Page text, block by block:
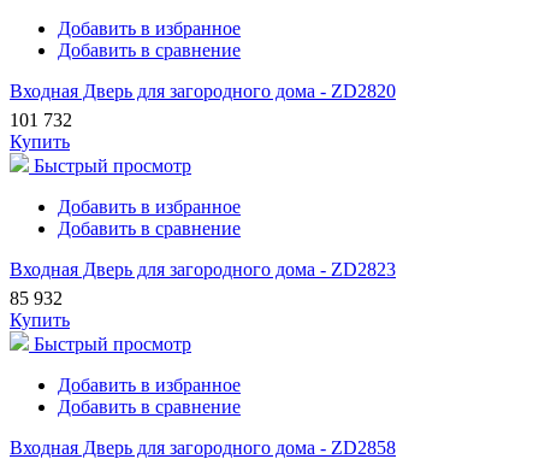
Добавить в избранное
Добавить в сравнение
Входная Дверь для загородного дома - ZD2820
101 732
Купить
Быстрый просмотр
Добавить в избранное
Добавить в сравнение
Входная Дверь для загородного дома - ZD2823
85 932
Купить
Быстрый просмотр
Добавить в избранное
Добавить в сравнение
Входная Дверь для загородного дома - ZD2858